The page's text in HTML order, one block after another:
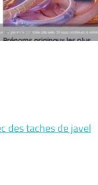
des taches de javel